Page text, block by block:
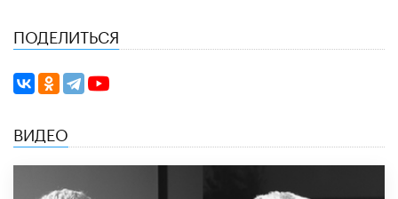
ПОДЕЛИТЬСЯ
ВИДЕО